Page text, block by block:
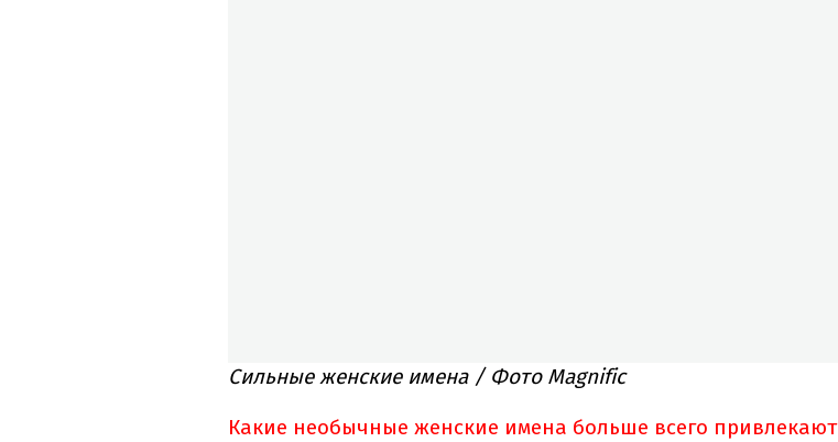
Сильные женские имена / Фото Magnific
Какие необычные женские имена больше всего привлекают